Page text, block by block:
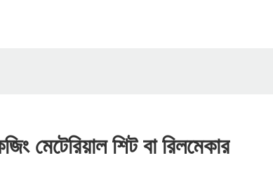
মেটেরিয়াল শিট বা রিলমেকার